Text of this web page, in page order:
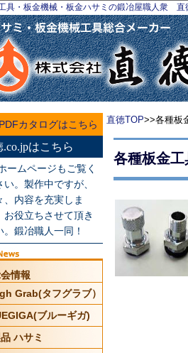
具・板金機械・板金ハサミの鍛冶屋職人衆 直
カタログはこちら
.co.jpはこちら
ームページもご覧く
い。製作中ですが、
、内容を充実しま
お役立ちさせて頂き
。鍛冶職人一同！
情報
Grab(タフグラブ）
ブルーギガ)
ハサミ
直徳TOP>>各種板
各種板金